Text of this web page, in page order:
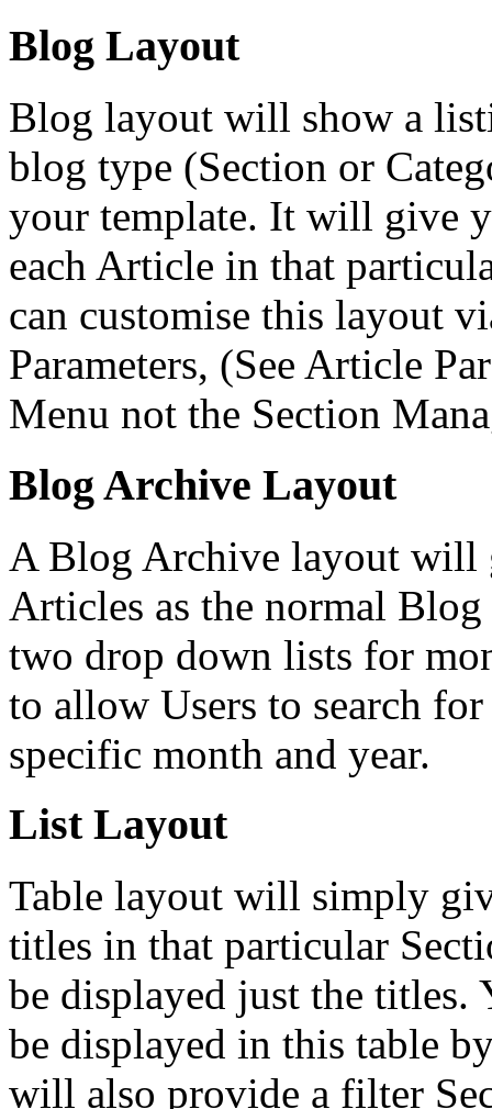
Blog Layout
Blog layout will show a
blog type (Section or
your template. It will give
each Article in that
can customise this layout
Parameters, (See Article
Menu not the Section
Blog Archive Layout
A Blog Archive layout will
Articles as the normal
two drop down lists for
to allow Users to search
specific month and year.
List Layout
Table layout will simply
titles in that particular
be displayed just the
be displayed in this table
will also provide a filter